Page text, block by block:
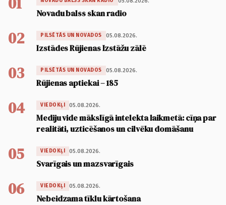
Novadu balss skan radio
02 PILSĒTĀS UN NOVADOS 05.08.2026.
Izstādes Rūjienas Izstāžu zālē
03 PILSĒTĀS UN NOVADOS 05.08.2026.
Rūjienas aptiekai – 185
04 VIEDOKĻI 05.08.2026.
Mediju vide mākslīgā intelekta laikmetā: cīņa par
realitāti, uzticēšanos un cilvēku domāšanu
05 VIEDOKĻI 05.08.2026.
Svarīgais un mazsvarīgais
06 VIEDOKĻI 05.08.2026.
Nebeidzama tīklu kārtošana